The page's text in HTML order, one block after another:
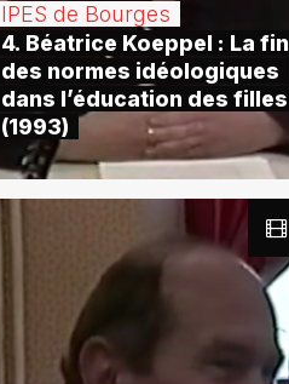
IPES de Bourges
4. Béatrice Koeppel : La fin
des normes idéologiques
dans l’éducation des filles
(1993)